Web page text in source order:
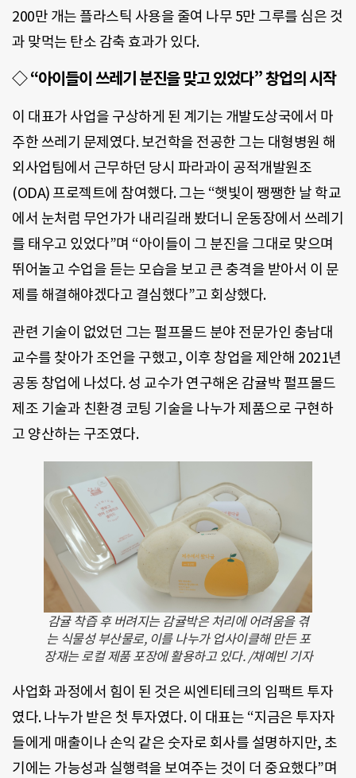
200만 개는 플라스틱 사용을 줄여 나무 5만 그루를 심은 것
과 맞먹는 탄소 감축 효과가 있다.
◇ “아이들이 쓰레기 분진을 맞고 있었다” 창업의 시작
이 대표가 사업을 구상하게 된 계기는 개발도상국에서 마
주한 쓰레기 문제였다. 보건학을 전공한 그는 대형병원 해
외사업팀에서 근무하던 당시 파라과이 공적개발원조
(ODA) 프로젝트에 참여했다. 그는 “햇빛이 쨍쨍한 날 학교
에서 눈처럼 무언가가 내리길래 봤더니 운동장에서 쓰레기
를 태우고 있었다”며 “아이들이 그 분진을 그대로 맞으며
뛰어놀고 수업을 듣는 모습을 보고 큰 충격을 받아서 이 문
제를 해결해야겠다고 결심했다”고 회상했다.
관련 기술이 없었던 그는 펄프몰드 분야 전문가인 충남대
교수를 찾아가 조언을 구했고, 이후 창업을 제안해 2021년
공동 창업에 나섰다. 성 교수가 연구해온 감귤박 펄프몰드
제조 기술과 친환경 코팅 기술을 나누가 제품으로 구현하
고 양산하는 구조였다.
감귤 착즙 후 버려지는 감귤박은 처리에 어려움을 겪
는 식물성 부산물로, 이를 나누가 업사이클해 만든 포
장재는 로컬 제품 포장에 활용하고 있다. /채예빈 기자
사업화 과정에서 힘이 된 것은 씨엔티테크의 임팩트 투자
였다. 나누가 받은 첫 투자였다. 이 대표는 “지금은 투자자
들에게 매출이나 손익 같은 숫자로 회사를 설명하지만, 초
기에는 가능성과 실행력을 보여주는 것이 더 중요했다”며